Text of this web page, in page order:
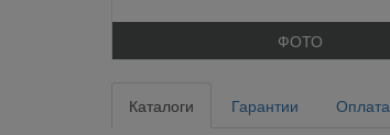
ФОТО
Каталоги Гарантии Оплата